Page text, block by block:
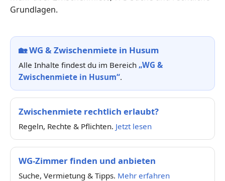
Grundlagen.
🏡WG & Zwischenmiete in Husum
Alle Inhalte findest du im Bereich „WG &
Zwischenmiete in Husum“.
Zwischenmiete rechtlich erlaubt?
Regeln, Rechte & Pflichten. Jetzt lesen
WG-Zimmer finden und anbieten
Suche, Vermietung & Tipps. Mehr erfahren